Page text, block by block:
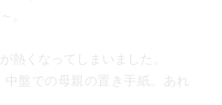
。
熱くなってしまいました。
盤での母親の置き手紙。あれ